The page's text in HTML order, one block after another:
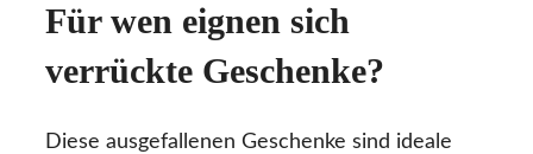
Für wen eignen sich
verrückte Geschenke?
Diese ausgefallenen Geschenke sind ideale